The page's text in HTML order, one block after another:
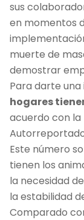
sus
en momentos
muerte de
demostrar
Para darte una
hogares
acuerdo con la
Este número
tienen los
la necesidad
la estabilidad
Comparado